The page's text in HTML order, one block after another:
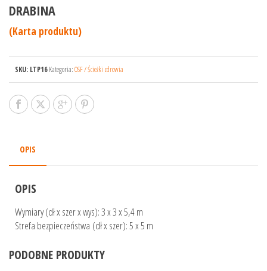
DRABINA
(Karta produktu)
SKU: LTP16Kategoria:OSF / Ścieżki zdrowia
OPIS
OPIS
Wymiary (dł x szer x wys): 3 x 3 x 5,4 m
Strefa bezpieczeństwa (dł x szer): 5 x 5 m
PODOBNE PRODUKTY